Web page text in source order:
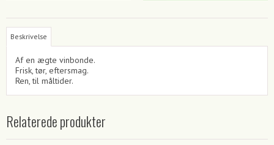
Beskrivelse
Af en ægte vinbonde.
Frisk, tør, eftersmag.
Ren, til måltider.
Relaterede produkter